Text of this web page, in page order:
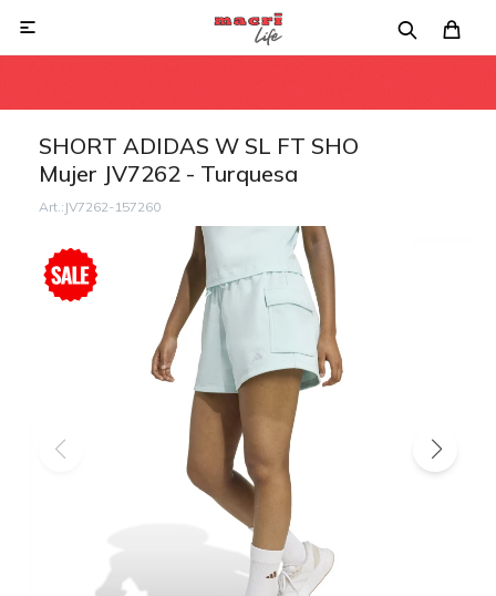

SHORT ADIDAS W SL FT SHO
Mujer JV7262 - Turquesa
JV7262-157260